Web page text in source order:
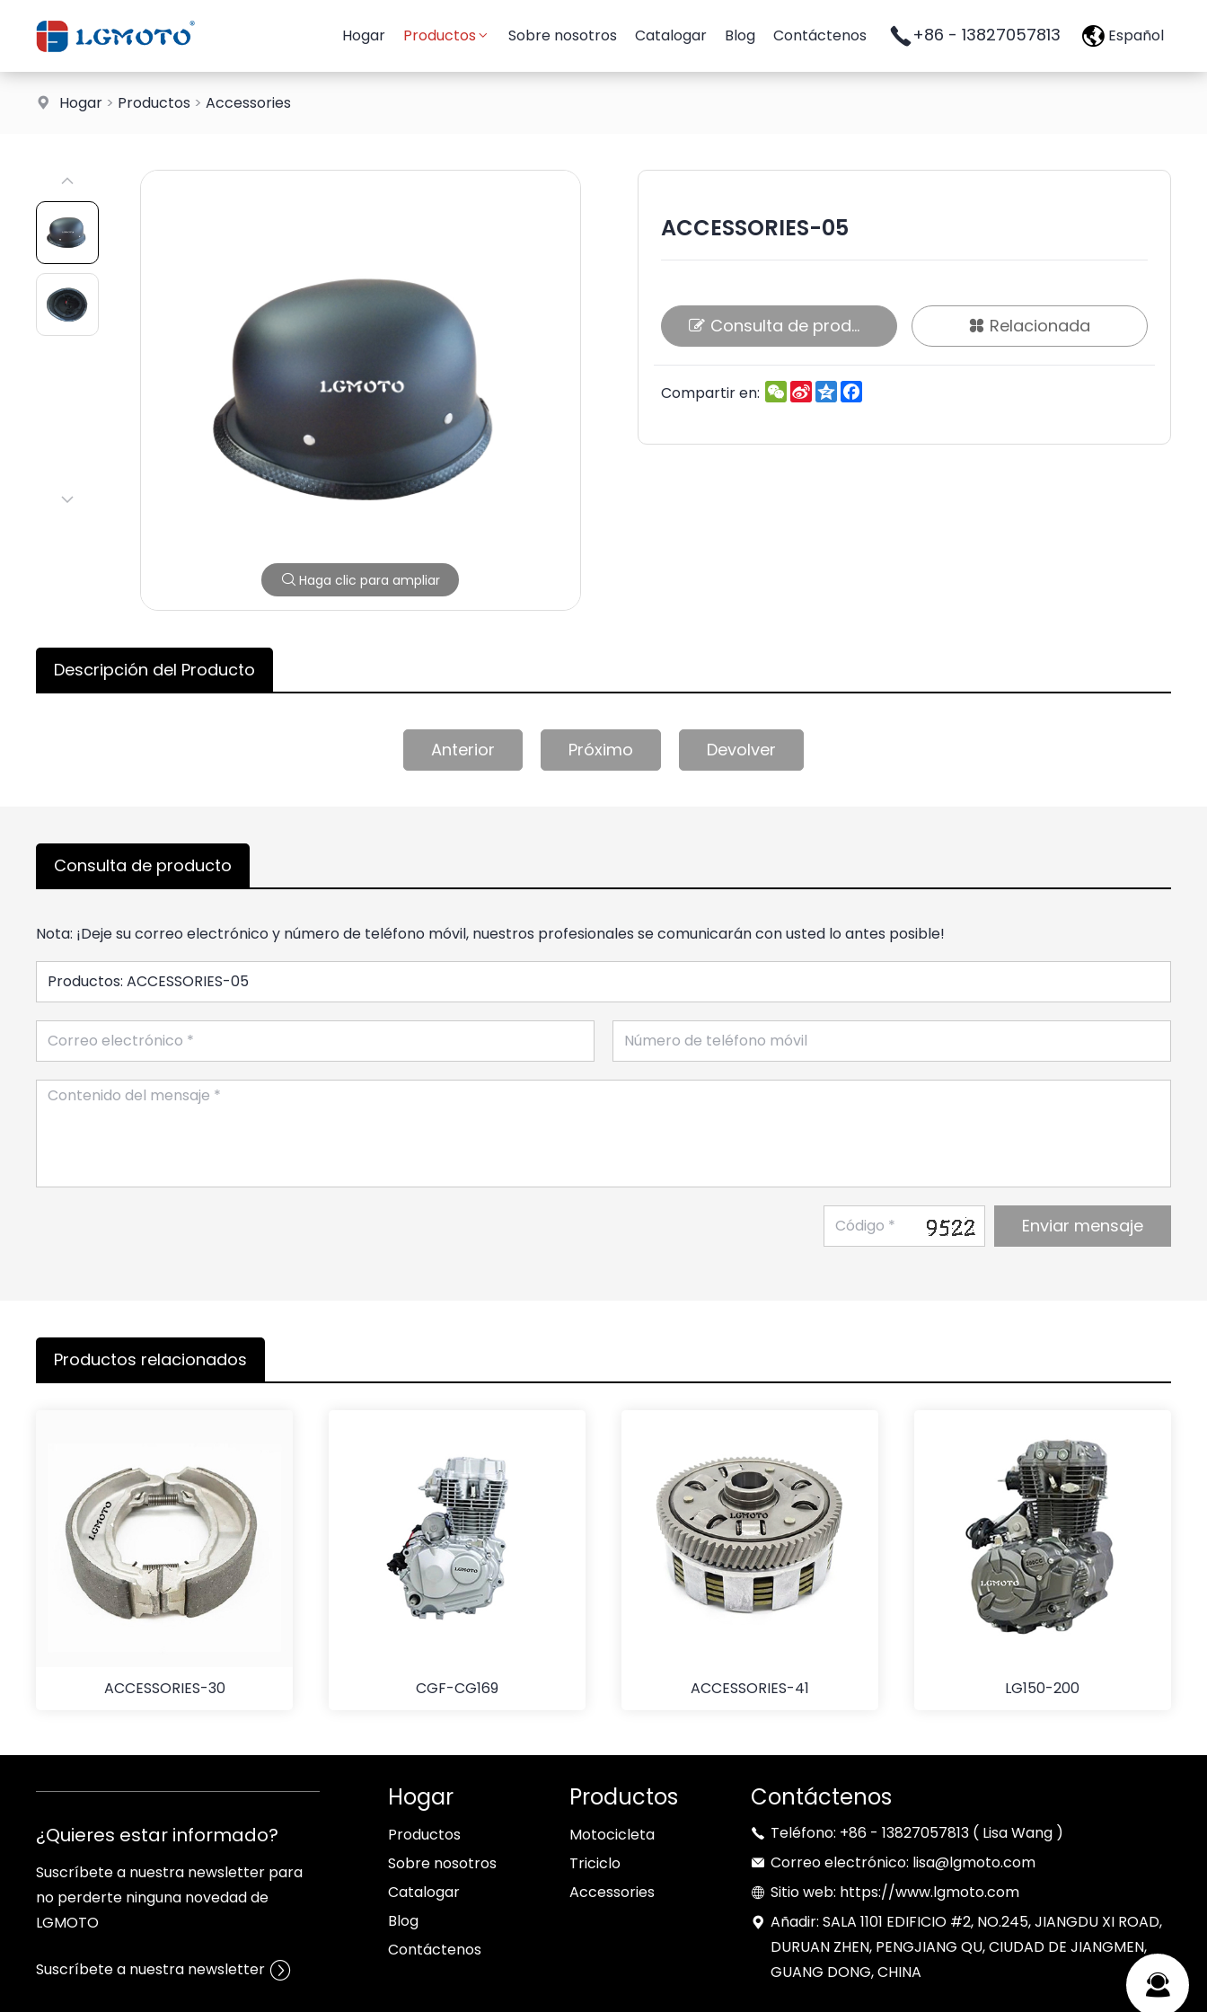
Hogar Productos Sobre nosotros Catalogar Blog Contáctenos +86 - 13827057813 Español
Hogar > Productos >Accessories
Haga clic para ampliar
ACCESSORIES-05
Consulta de producto Relacionada
Compartir en: WeChat
Sina
Weibo
QzoneFacebook
Descripción del Producto
Anterior Próximo Devolver
Consulta de producto
Nota: ¡Deje su correo electrónico y número de teléfono móvil, nuestros profesionales se comunicarán con usted lo antes posible!
Productos relacionados
ACCESSORIES-30 CGF-CG169 ACCESSORIES-41 LG150-200
¿Quieres estar informado?
Suscríbete a nuestra newsletter para
no perderte ninguna novedad de
LGMOTO
Suscríbete a nuestra newsletter
Hogar
Productos
Sobre nosotros
Catalogar
Blog
Contáctenos
Productos
Motocicleta
Triciclo
Accessories
Contáctenos
Teléfono: +86 - 13827057813 ( Lisa Wang )
Correo electrónico: lisa@lgmoto.com
Sitio web: https://www.lgmoto.com
Añadir: SALA 1101 EDIFICIO #2, NO.245, JIANGDU XI ROAD,
DURUAN ZHEN, PENGJIANG QU, CIUDAD DE JIANGMEN,
GUANG DONG, CHINA